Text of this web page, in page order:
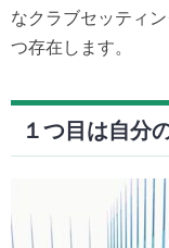
なクラブセッティ
つ存在します。
１つ目は自分